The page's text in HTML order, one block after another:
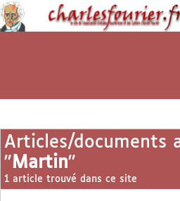
Articles/documents
"Martin"
1 article trouvé dans ce site